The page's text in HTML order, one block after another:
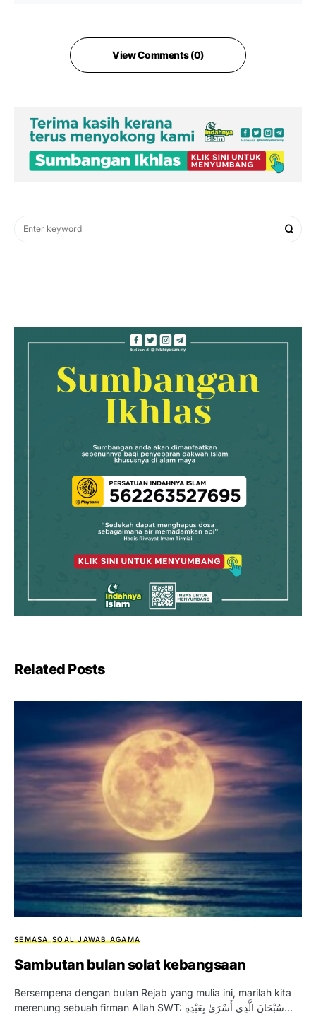
View Comments (0)
Related Posts
SEMASA SOAL JAWAB AGAMA
Sambutan bulan solat kebangsaan
Bersempena dengan bulan Rejab yang mulia ini, marilah kita
merenung sebuah firman Allah SWT: سُبْحَانَ الَّذِي أَسْرَىٰ بِعَبْدِهِ…